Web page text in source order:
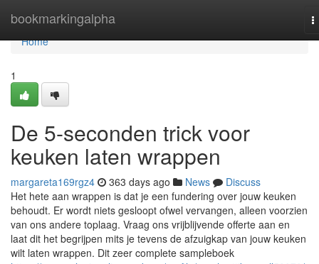
bookmarkingalpha
Home
Home
1
De 5-seconden trick voor
keuken laten wrappen
margareta169rgz4 363 days ago News
Discuss
Het hete aan wrappen is dat je een fundering over jouw keuken
behoudt. Er wordt niets gesloopt ofwel vervangen, alleen voorzien
van ons andere toplaag. Vraag ons vrijblijvende offerte aan en
laat dit het begrijpen mits je tevens de afzuigkap van jouw keuken
wilt laten wrappen. Dit zeer complete sampleboek